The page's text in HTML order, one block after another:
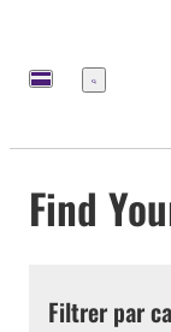
Menu
Find
Filtrer par